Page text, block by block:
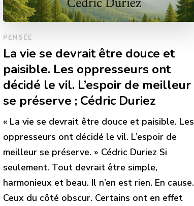
PENSÉE
La vie se devrait être douce et
paisible. Les oppresseurs ont
décidé le vil. L’espoir de meilleur
se préserve ; Cédric Duriez
« La vie se devrait être douce et paisible. Les
oppresseurs ont décidé le vil. L’espoir de
meilleur se préserve. » Cédric Duriez Si
seulement. Tout devrait être simple,
harmonieux et beau. Il n’en est rien. En cause.
Ceux du côté obscur. Certains ont en effet